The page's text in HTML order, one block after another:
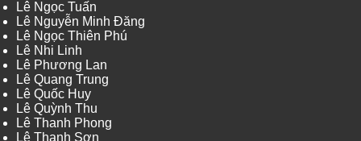
Lê Ngọc Tuấn
Lê Nguyễn Minh Đăng
Lê Ngọc Thiên Phú
Lê Nhi Linh
Lê Phương Lan
Lê Quang Trung
Lê Quốc Huy
Lê Quỳnh Thu
Lê Thanh Phong
Lê Thanh Sơn